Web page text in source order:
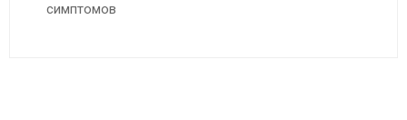
симптомов